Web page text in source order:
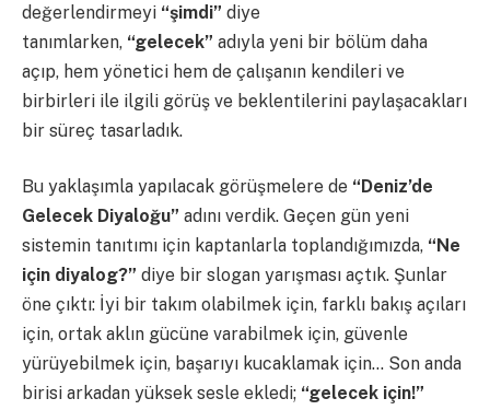
değerlendirmeyi “şimdi” diye
tanımlarken, “gelecek” adıyla yeni bir bölüm daha
açıp, hem yönetici hem de çalışanın kendileri ve
birbirleri ile ilgili görüş ve beklentilerini paylaşacakları
bir süreç tasarladık.
Bu yaklaşımla yapılacak görüşmelere de “Deniz’de
Gelecek Diyaloğu” adını verdik. Geçen gün yeni
sistemin tanıtımı için kaptanlarla toplandığımızda, “Ne
için diyalog?” diye bir slogan yarışması açtık. Şunlar
öne çıktı: İyi bir takım olabilmek için, farklı bakış açıları
için, ortak aklın gücüne varabilmek için, güvenle
yürüyebilmek için, başarıyı kucaklamak için… Son anda
birisi arkadan yüksek sesle ekledi; “gelecek için!”